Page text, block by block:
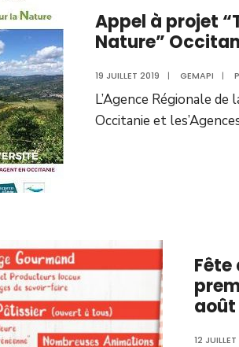
Appel à projet
Nature”
19 JUILLET 2019 | GEMAPI |
L’Agence Régionale
Occitanie et
Fête
août
12